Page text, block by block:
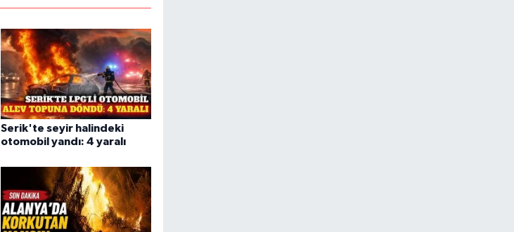
Serik'te seyir halindeki
otomobil yandı: 4 yaralı